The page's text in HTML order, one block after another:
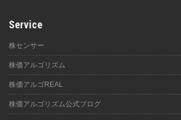
Service
株センサー
株価アルゴリズム
株価アルゴREAL
株価アルゴリズム公式ブログ